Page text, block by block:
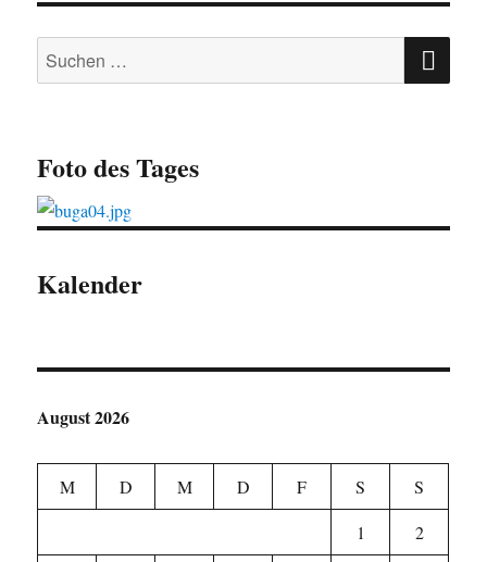
Suchen
nach:
Foto des Tages
Kalender
August 2026
M D M D F S
S
1
2